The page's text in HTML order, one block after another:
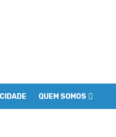
QUEM SOMOS